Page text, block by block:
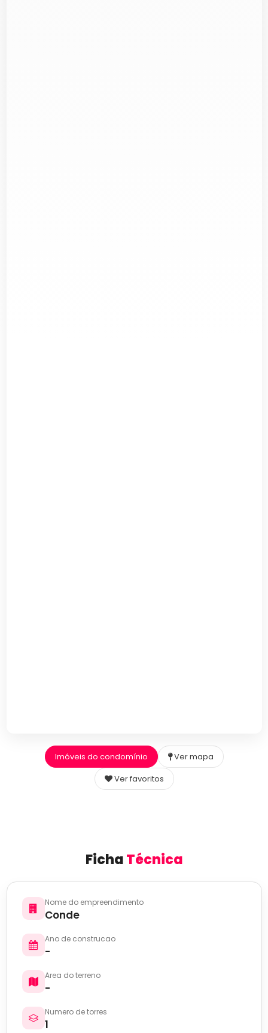
Imóveis do condomínio
Ver mapa
Ver favoritos
FichaTécnica
Nome do empreendimento
Conde
Ano de construcao
-
Area do terreno
-
Numero de torres
1